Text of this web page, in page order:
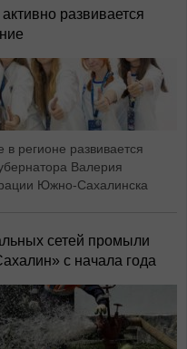
развивается
регионе развивается
Валерия
Южно-Сахалинска
сетей промыли
с начала года